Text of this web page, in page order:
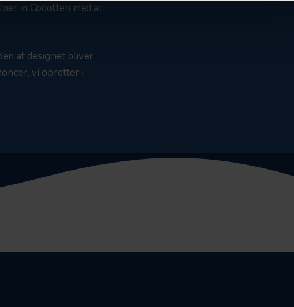
vi Cocotten med at
at designet bliver
vi opretter i